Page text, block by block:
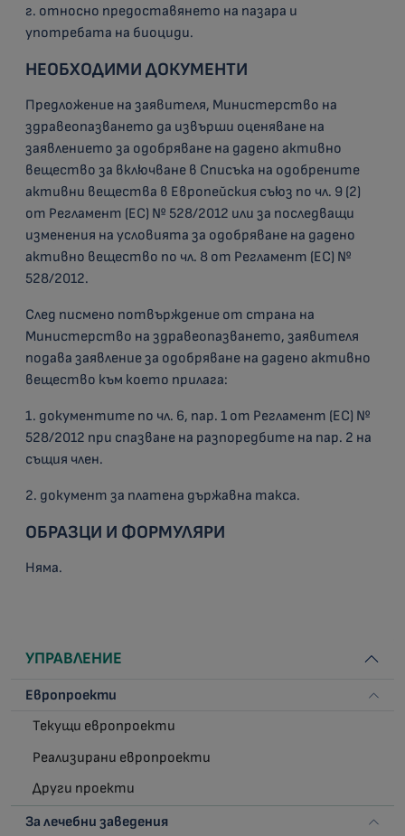
г. относно предоставянето на пазара и
употребата на биоциди.
НЕОБХОДИМИ ДОКУМЕНТИ
Предложение на заявителя, Министерство на
здравеопазването да извърши оценяване на
заявлението за одобряване на дадено активно
вещество за включване в Списъка на одобрените
активни вещества в Европейския съюз по чл. 9 (2)
от Регламент (ЕС) № 528/2012 или за последващи
изменения на условията за одобряване на дадено
активно вещество по чл. 8 от Регламент (ЕС) №
528/2012.
След писмено потвърждение от страна на
Министерство на здравеопазването, заявителя
подава заявление за одобряване на дадено активно
вещество към което прилага:
1. документите по чл. 6, пар. 1 от Регламент (ЕС) №
528/2012 при спазване на разпоредбите на пар. 2 на
същия член.
2. документ за платена държавна такса.
ОБРАЗЦИ И ФОРМУЛЯРИ
Няма.
УПРАВЛЕНИЕ
Европроекти
Текущи европроекти
Реализирани европроекти
Други проекти
За лечебни заведения